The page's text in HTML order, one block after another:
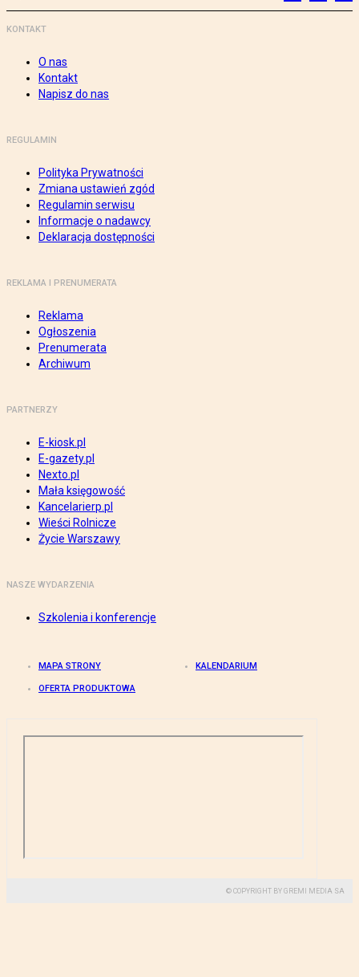
KONTAKT
O nas
Kontakt
Napisz do nas
REGULAMIN
Polityka Prywatności
Zmiana ustawień zgód
Regulamin serwisu
Informacje o nadawcy
Deklaracja dostępności
REKLAMA I PRENUMERATA
Reklama
Ogłoszenia
Prenumerata
Archiwum
PARTNERZY
E-kiosk.pl
E-gazety.pl
Nexto.pl
Mała księgowość
Kancelarierp.pl
Wieści Rolnicze
Życie Warszawy
NASZE WYDARZENIA
Szkolenia i konferencje
MAPA STRONY KALENDARIUM
OFERTA PRODUKTOWA
© COPYRIGHT BY GREMI MEDIA SA